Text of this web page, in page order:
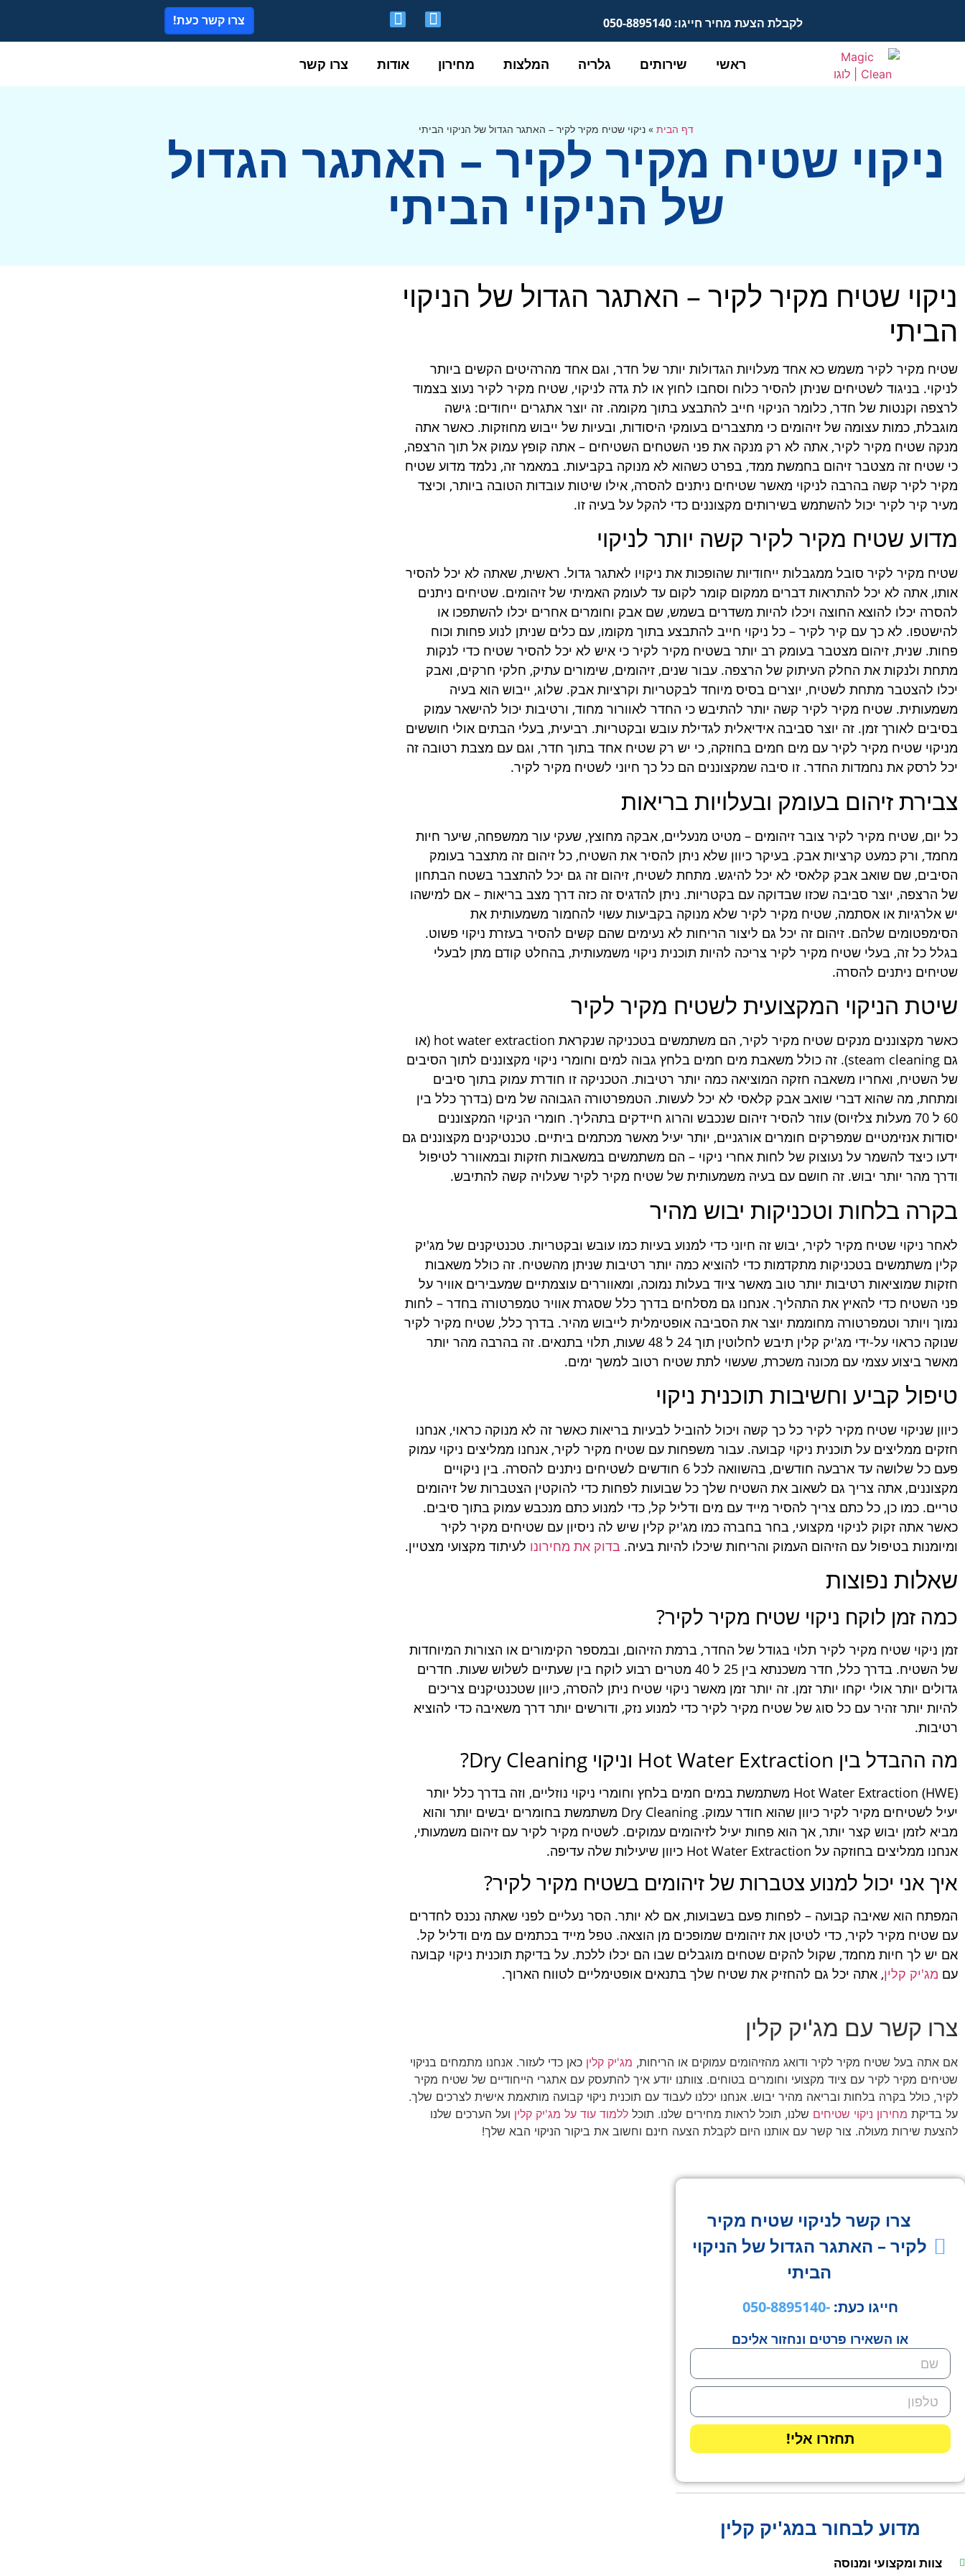
לקבלת הצעת מחיר חייגו: 050-8895140 צרו קשר כעת!
ראשי שירותים גלריה המלצות מחירון אודות צרו קשר
דף הבית »ניקוי שטיח מקיר לקיר – האתגר הגדול של הניקוי הביתי
ניקוי שטיח מקיר לקיר – האתגר הגדול
של הניקוי הביתי
ניקוי שטיח מקיר לקיר – האתגר הגדול של הניקוי
הביתי
שטיח מקיר לקיר משמש כא אחד מעלויות הגדולות יותר של חדר, וגם אחד מהרהיטים הקשים ביותר
לניקוי. בניגוד לשטיחים שניתן להסיר כלוח וסחבו לחוץ או לת גדה לניקוי, שטיח מקיר לקיר נעוצ בצמוד
לרצפה וקנטות של חדר, כלומר הניקוי חייב להתבצע בתוך מקומה. זה יוצר אתגרים ייחודים: גישה
מוגבלת, כמות עצומה של זיהומים כי מתצברים בעומקי היסודות, ובעיות של ייבוש מחוזקות. כאשר אתה
מנקה שטיח מקיר לקיר, אתה לא רק מנקה את פני השטחים השטיחים – אתה קופץ עמוק אל תוך הרצפה,
כי שטיח זה מצטבר זיהום בחמשת ממד, בפרט כשהוא לא מנוקה בקביעות. במאמר זה, נלמד מדוע שטיח
מקיר לקיר קשה בהרבה לניקוי מאשר שטיחים ניתנים להסרה, אילו שיטות עובדות הטובה ביותר, וכיצד
מעיר קיר לקיר יכול להשתמש בשירותים מקצוננים כדי להקל על בעיה זו.
מדוע שטיח מקיר לקיר קשה יותר לניקוי
שטיח מקיר לקיר סובל ממגבלות ייחודיות שהופכות את ניקויו לאתגר גדול. ראשית, שאתה לא יכל להסיר
אותו, אתה לא יכל להתראות דברים ממקום קומר לקום עד לעומק האמיתי של זיהומים. שטיחים ניתנים
להסרה יכלו להוצא החוצה ויכלו להיות משדרים בשמש, שם אבק וחומרים אחרים יכלו להשתפכו או
להישטפו. לא כך עם קיר לקיר – כל ניקוי חייב להתבצע בתוך מקומו, עם כלים שניתן לנוע פחות וכוח
פחות. שנית, זיהום מצטבר בעומק רב יותר בשטיח מקיר לקיר כי איש לא יכל להסיר שטיח כדי לנקות
מתחת ולנקות את החלק העיתוק של הרצפה. עבור שנים, זיהומים, שימורים עתיק, חלקי חרקים, ואבק
יכלו להצטבר מתחת לשטיח, יוצרים בסיס מיוחד לבקטריות וקרציות אבק. שלוג, ייבוש הוא בעיה
משמעותית. שטיח מקיר לקיר קשה יותר להתיבש כי החדר לאוורור מחוד, ורטיבות יכול להישאר עמוק
בסיבים לאורך זמן. זה יוצר סביבה אידיאלית לגדילת עובש ובקטריות. רביעית, בעלי הבתים אולי חוששים
מניקוי שטיח מקיר לקיר עם מים חמים בחוזקה, כי יש רק שטיח אחד בתוך חדר, וגם עם מצבת רטובה זה
יכל לרסק את נחמדות החדר. זו סיבה שמקצוננים הם כל כך חיוני לשטיח מקיר לקיר.
צבירת זיהום בעומק ובעלויות בריאות
כל יום, שטיח מקיר לקיר צובר זיהומים – מטיט מנעליים, אבקה מחוצץ, שעקי עור ממשפחה, שיער חיות
מחמד, ורק כמעט קרציות אבק. בעיקר כיוון שלא ניתן להסיר את השטיח, כל זיהום זה מתצבר בעומק
הסיבים, שם שואב אבק קלאסי לא יכל להיגש. מתחת לשטיח, זיהום זה גם יכל להתצבר בשטח הבתחון
של הרצפה, יוצר סביבה שכזו שבדוקה עם בקטריות. ניתן להדגיס זה כזה דרך מצב בריאות – אם למישהו
יש אלרגיות או אסתמה, שטיח מקיר לקיר שלא מנוקה בקביעות עשוי להחמור משמעותית את
הסימפטומים שלהם. זיהום זה יכל גם ליצור הריחות לא נעימים שהם קשים להסיר בעזרת ניקוי פשוט.
בגלל כל זה, בעלי שטיח מקיר לקיר צריכה להיות תוכנית ניקוי משמעותית, בהחלט קודם מתן לבעלי
שטיחים ניתנים להסרה.
שיטת הניקוי המקצועית לשטיח מקיר לקיר
כאשר מקצוננים מנקים שטיח מקיר לקיר, הם משתמשים בטכניקה שנקראת hot water extraction (או
גם steam cleaning). זה כולל משאבת מים חמים בלחץ גבוה למים וחומרי ניקוי מקצוננים לתוך הסיבים
של השטיח, ואחריו משאבה חזקה המוציאה כמה יותר רטיבות. הטכניקה זו חודרת עמוק בתוך סיבים
ומתחת, מה שהוא דברי שואב אבק קלאסי לא יכל לעשות. הטמפרטורה הגבוהה של מים (בדרך כלל בין
60 ל 70 מעלות צלזיוס) עוזר להסיר זיהום שנכבש והרוג חיידקים בתהליך. חומרי הניקוי המקצוננים
יסודות אנזימטיים שמפרקים חומרים אורגניים, יותר יעיל מאשר מכתמים ביתיים. טכנטיקנים מקצוננים גם
ידעו כיצד להשמר על נעוצוק של לחות אחרי ניקוי – הם משתמשים במשאבות חזקות ובמאוורר לטיפול
ודרך מהר יותר יבוש. זה חושם עם בעיה משמעותית של שטיח מקיר לקיר שעלויה קשה להתיבש.
בקרה בלחות וטכניקות יבוש מהיר
לאחר ניקוי שטיח מקיר לקיר, יבוש זה חיוני כדי למנוע בעיות כמו עובש ובקטריות. טכנטיקנים של מג'יק
קלין משתמשים בטכניקות מתקדמות כדי להוציא כמה יותר רטיבות שניתן מהשטיח. זה כולל משאבות
חזקות שמוציאות רטיבות יותר טוב מאשר ציוד בעלות נמוכה, ומאווררים עוצמתיים שמעבירים אוויר על
פני השטיח כדי להאיץ את התהליך. אנחנו גם מסלחים בדרך כלל שסגרת אוויר טמפרטורה בחדר – לחות
נמוך ויותר וטמפרטורה מחוממת יוצר את הסביבה אופטימלית לייבוש מהיר. בדרך כלל, שטיח מקיר לקיר
שנוקה כראוי על-ידי מג'יק קלין תיבש לחלוטין תוך 24 ל 48 שעות, תלוי בתנאים. זה בהרבה מהר יותר
מאשר ביצוע עצמי עם מכונה משכרת, שעשוי לתת שטיח רטוב למשך ימים.
טיפול קביע וחשיבות תוכנית ניקוי
כיוון שניקוי שטיח מקיר לקיר כל כך קשה ויכול להוביל לבעיות בריאות כאשר זה לא מנוקה כראוי, אנחנו
חזקים ממליצים על תוכנית ניקוי קבועה. עבור משפחות עם שטיח מקיר לקיר, אנחנו ממליצים ניקוי עמוק
פעם כל שלושה עד ארבעה חודשים, בהשוואה לכל 6 חודשים לשטיחים ניתנים להסרה. בין ניקויים
מקצוננים, אתה צריך גם לשאוב את השטיח שלך כל שבועות לפחות כדי להוקטין הצטברות של זיהומים
טריים. כמו כן, כל כתם צריך להסיר מייד עם מים ודליל קל, כדי למנוע כתם מנכבש עמוק בתוך סיבים.
כאשר אתה זקוק לניקוי מקצועי, בחר בחברה כמו מג'יק קלין שיש לה ניסיון עם שטיחים מקיר לקיר
ומיומנות בטיפול עם הזיהום העמוק והריחות שיכלו להיות בעיה. בדוק את מחירונו לעיתוד מקצועי מצטיין.
שאלות נפוצות
כמה זמן לוקח ניקוי שטיח מקיר לקיר?
זמן ניקוי שטיח מקיר לקיר תלוי בגודל של החדר, ברמת הזיהום, ובמספר הקימורים או הצורות המיוחדות
של השטיח. בדרך כלל, חדר משכנתא בין 25 ל 40 מטרים רבוע לוקח בין שעתיים לשלוש שעות. חדרים
גדולים יותר אולי יקחו יותר זמן. זה יותר זמן מאשר ניקוי שטיח ניתן להסרה, כיוון שטכנטיקנים צריכים
להיות יותר זהיר עם כל סוג של שטיח מקיר לקיר כדי למנוע נזק, ודורשים יותר דרך משאיבה כדי להוציא
רטיבות.
מה ההבדל בין Hot Water Extraction וניקוי Dry Cleaning?
Hot Water Extraction (HWE) משתמשת במים חמים בלחץ וחומרי ניקוי נוזליים, וזה בדרך כלל יותר
יעיל לשטיחים מקיר לקיר כיוון שהוא חודר עמוק. Dry Cleaning משתמשת בחומרים יבשים יותר והוא
מביא לזמן יבוש קצר יותר, אך הוא פחות יעיל לזיהומים עמוקים. לשטיח מקיר לקיר עם זיהום משמעותי,
אנחנו ממליצים בחוזקה על Hot Water Extraction כיוון שיעילות שלה עדיפה.
איך אני יכול למנוע צטברות של זיהומים בשטיח מקיר לקיר?
המפתח הוא שאיבה קבועה – לפחות פעם בשבועות, אם לא יותר. הסר נעליים לפני שאתה נכנס לחדרים
עם שטיח מקיר לקיר, כדי לטיטן את זיהומים שמופכים מן הוצאה. טפל מייד בכתמים עם מים ודליל קל.
אם יש לך חיות מחמד, שקול להקים שטחים מוגבלים שבו הם יכלו ללכת. על בדיקת תוכנית ניקוי קבועה
עם מג'יק קלין, אתה יכל גם להחזיק את שטיח שלך בתנאים אופטימליים לטווח הארוך.
צרו קשר עם מג'יק קלין
אם אתה בעל שטיח מקיר לקיר ודואג מהזיהומים עמוקים או הריחות, מג'יק קלין כאן כדי לעזור. אנחנו מתמחים בניקוי
שטיחים מקיר לקיר עם ציוד מקצועי וחומרים בטוחים. צוותנו יודע איך להתעסק עם אתגרי הייחודיים של שטיח מקיר
לקיר, כולל בקרה בלחות ובריאה מהיר יבוש. אנחנו יכלנו לעבוד עם תוכנית ניקוי קבועה מותאמת אישית לצרכים שלך.
על בדיקת מחירון ניקוי שטיחים שלנו, תוכל לראות מחירים שלנו. תוכל ללמוד עוד על מג'יק קלין ועל הערכים שלנו
להצעת שירות מעולה. צור קשר עם אותנו היום לקבלת הצעה חינם וחשוב את ביקור הניקוי הבא שלך!
צרו קשר לניקוי שטיח מקיר
לקיר – האתגר הגדול של הניקוי
הביתי
חייגו כעת:-050-8895140
או השאירו פרטים ונחזור אליכם
תחזרו אלי!
מדוע לבחור במג'יק קלין
צוות ומקצועי ומנוסה